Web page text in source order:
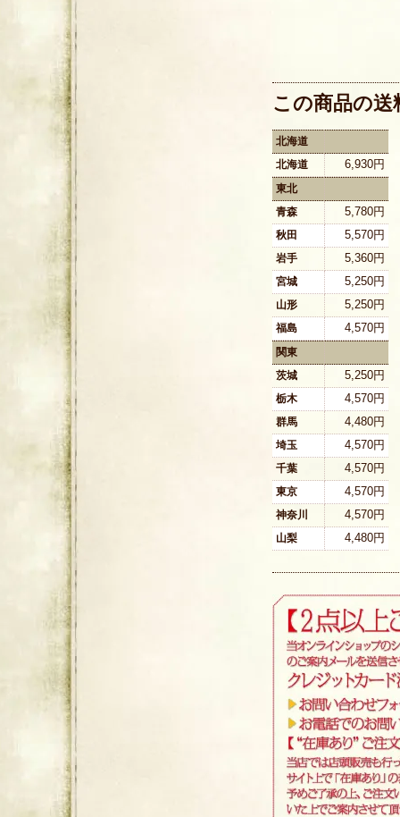
この商品の
北海道
北海道
6,930円
東北
青森
5,780円
秋田 5,570円
岩手 5,360円
宮城 5,250円
山形 5,250円
福島 4,570円
関東
茨城
5,250円
栃木 4,570円
群馬 4,480円
埼玉 4,570円
千葉 4,570円
東京 4,570円
神奈川 4,570円
山梨 4,480円